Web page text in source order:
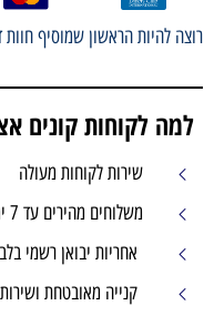
רוצה להיות הראשון שמוסיף
למה לקוחות קונים
שירות לקוחות מעולה
משלוחים מהירים עד 7 ימי עסקים
אחריות יבואן רשמי
קנייה מאובטחת